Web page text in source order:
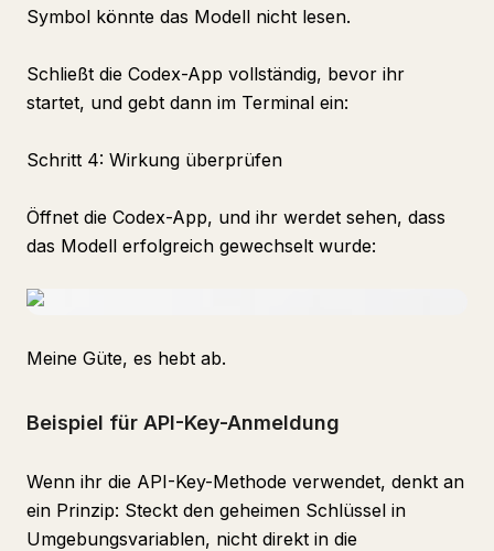
Symbol könnte das Modell nicht lesen.
Schließt die Codex-App vollständig, bevor ihr
startet, und gebt dann im Terminal ein:
Schritt 4: Wirkung überprüfen
Öffnet die Codex-App, und ihr werdet sehen, dass
das Modell erfolgreich gewechselt wurde:
Meine Güte, es hebt ab.
Beispiel für API-Key-Anmeldung
Wenn ihr die API-Key-Methode verwendet, denkt an
ein Prinzip: Steckt den geheimen Schlüssel in
Umgebungsvariablen, nicht direkt in die